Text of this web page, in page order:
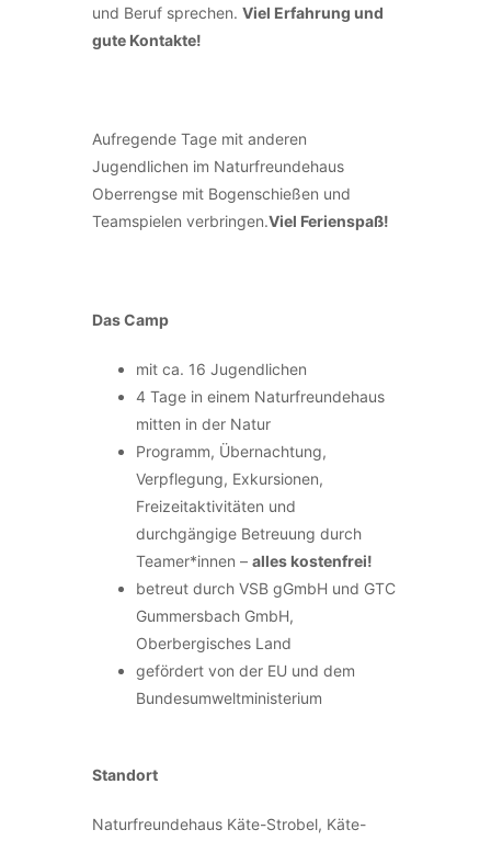
und Beruf sprechen. Viel Erfahrung und
gute Kontakte!
Aufregende Tage mit anderen
Jugendlichen im Naturfreundehaus
Oberrengse mit Bogenschießen und
Teamspielen verbringen.Viel Ferienspaß!
Das Camp
mit ca. 16 Jugendlichen
4 Tage in einem Naturfreundehaus
mitten in der Natur
Programm, Übernachtung,
Verpflegung, Exkursionen,
Freizeitaktivitäten und
durchgängige Betreuung durch
Teamer*innen – alles kostenfrei!
betreut durch VSB gGmbH und GTC
Gummersbach GmbH,
Oberbergisches Land
gefördert von der EU und dem
Bundesumweltministerium
Standort
Naturfreundehaus Käte-Strobel, Käte-